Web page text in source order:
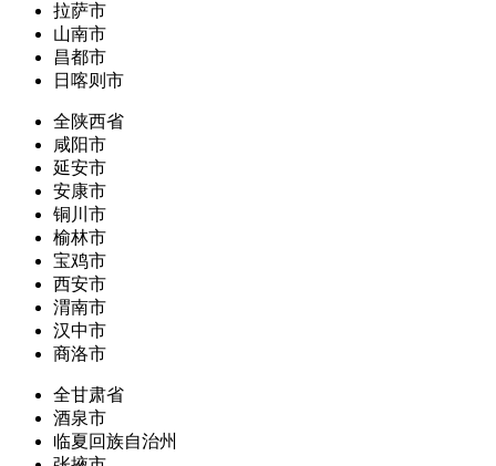
拉萨市
山南市
昌都市
日喀则市
全陕西省
咸阳市
延安市
安康市
铜川市
榆林市
宝鸡市
西安市
渭南市
汉中市
商洛市
全甘肃省
酒泉市
临夏回族自治州